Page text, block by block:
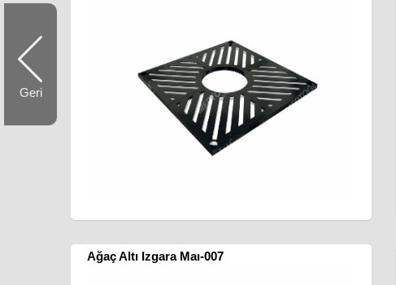
Geri
Ağaç Altı Izgara Maı-007